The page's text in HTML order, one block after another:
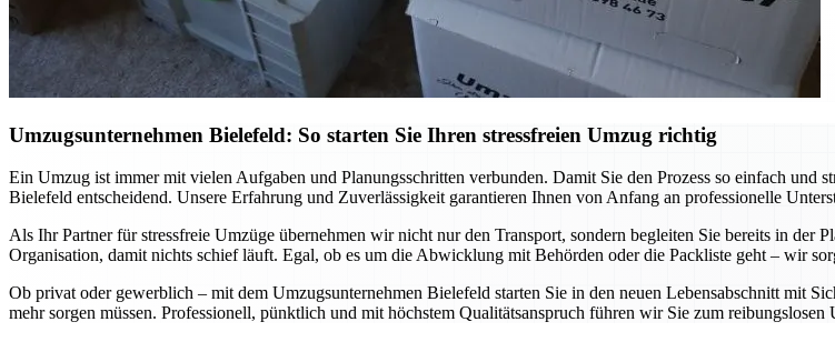
Umzugsunternehmen Bielefeld: So starten Sie Ihren stressfreien Umzug richtig
Ein Umzug ist immer mit vielen Aufgaben und Planungsschritten verbunden. Damit Sie den Prozess so einfach und
Bielefeld entscheidend. Unsere Erfahrung und Zuverlässigkeit garantieren Ihnen von Anfang an professionelle
Als Ihr Partner für stressfreie Umzüge übernehmen wir nicht nur den Transport, sondern begleiten Sie bereits in der
Organisation, damit nichts schief läuft. Egal, ob es um die Abwicklung mit Behörden oder die Packliste geht – wir
Ob privat oder gewerblich – mit dem Umzugsunternehmen Bielefeld starten Sie in den neuen Lebensabschnitt mit
mehr sorgen müssen. Professionell, pünktlich und mit höchstem Qualitätsanspruch führen wir Sie zum